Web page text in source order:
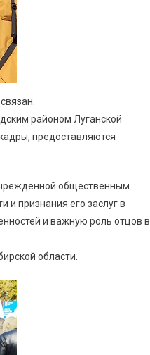
районом Луганской
предоставляются
общественным
и признания его заслуг в
и важную роль отцов в
области.